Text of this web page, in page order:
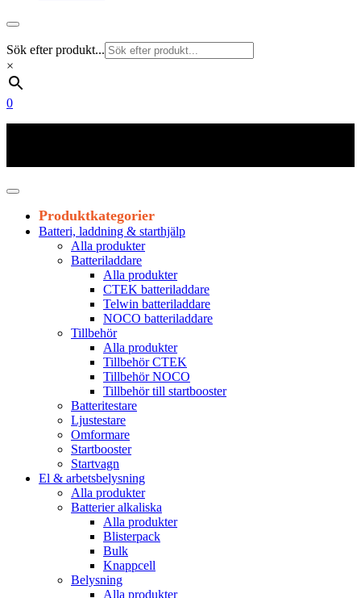
Sök efter produkt...
×
0
Produktkategorier
Batteri, laddning & starthjälp
Alla produkter
Batteriladdare
Alla produkter
CTEK batteriladdare
Telwin batteriladdare
NOCO batteriladdare
Tillbehör
Alla produkter
Tillbehör CTEK
Tillbehör NOCO
Tillbehör till startbooster
Batteritestare
Ljustestare
Omformare
Startbooster
Startvagn
El & arbetsbelysning
Alla produkter
Batterier alkaliska
Alla produkter
Blisterpack
Bulk
Knappcell
Belysning
Alla produkter